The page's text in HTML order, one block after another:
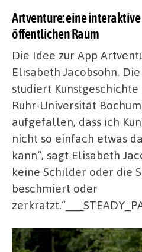
Artventure: eine interaktive
öffentlichen Raum
Die Idee zur App
Elisabeth Jacobsohn.
studiert
Ruhr-Universität
aufgefallen, dass ich
nicht so einfach etwas
kann“, sagt Elisabeth
keine Schilder oder die
beschmiert oder